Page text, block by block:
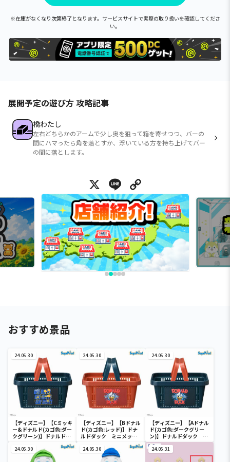
※在庫がなくなり次第終了となります。サービスサイトで実際の取り扱いを確認してくださ
い。
展開予定の遊び方 攻略記事
橋わたし
左右どちらかのアームで少し奥を狙って箱を寄せつつ、バーの
間にハマったら角を落とすか、浮いている方を持ち上げてバー
の間に落とします。
X Line
おすすめ景品
24.05.30
【ディズニー】【Cミッキ
ー&ドナルド(カゴ色:ダー
クグリーン)】ドナルドダ
ック ミニメッシュカゴ
24.05.30
【ディズニー】【Bドナル
ド(カゴ色:レッド)】ドナ
ルドダック ミニメッシ
24.05.30
【ディズニー】【Aドナル
ド(カゴ色:ダークグリー
ン)】ドナルドダック ミ
ニメッシュカゴ
24.05.30 24.05.30 24.05.31